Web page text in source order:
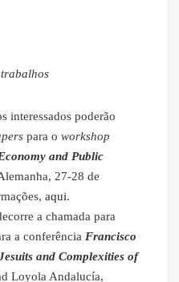
interessados poderão
para o workshop
and Public
27-28 de
aqui.
a chamada para
a conferência Francisco
and Complexities of
Loyola Andalucía,